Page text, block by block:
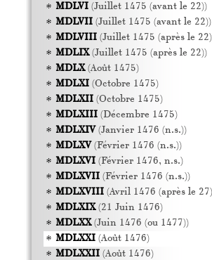
MDLVI(Juillet 1475 (avant le 22))
MDLVII(Juillet 1475 (avant le 22))
MDLVIII(Juillet 1475 (après le
MDLIX(Juillet 1475 (après le 22))
MDLX(Août 1475)
MDLXI(Octobre 1475)
MDLXII(Octobre 1475)
MDLXIII(Décembre 1475)
MDLXIV(Janvier 1476 (n.s.))
MDLXV(Février 1476 (n.s.))
MDLXVI(Février 1476, n.s.)
MDLXVII(Février 1476 (n.s.))
MDLXVIII(Avril 1476 (après le
MDLXIX(21 Juin 1476)
MDLXX(Juin 1476 (ou 1477))
MDLXXI(Août 1476)
MDLXXII(Août 1476)